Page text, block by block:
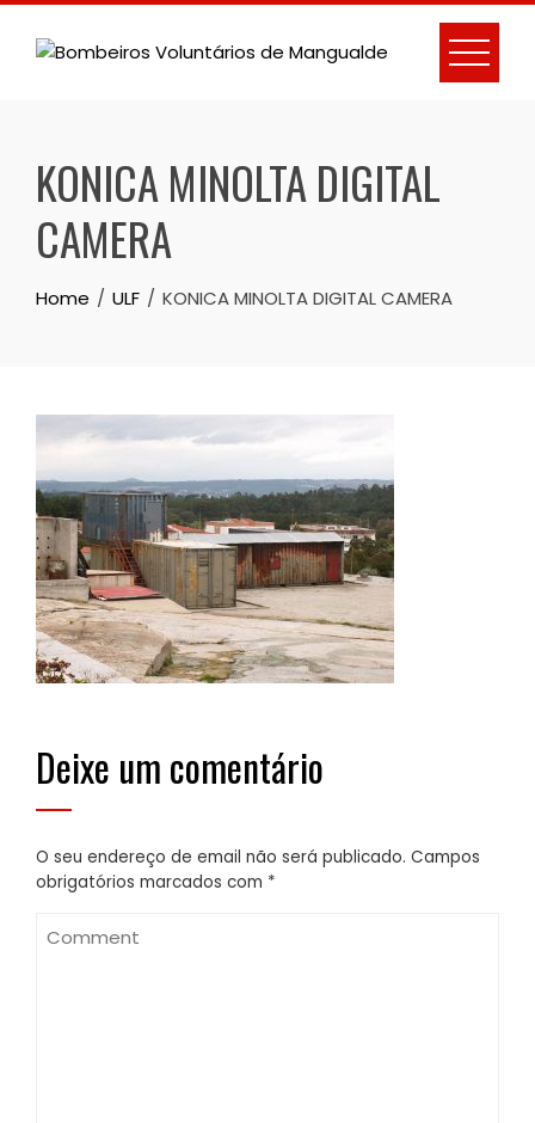
Skip
KONICA MINOLTA DIGITAL
CAMERA
Home ULF KONICA MINOLTA DIGITAL CAMERA
Deixe um comentário
O seu endereço de email não será publicado. Campos
obrigatórios marcados com *